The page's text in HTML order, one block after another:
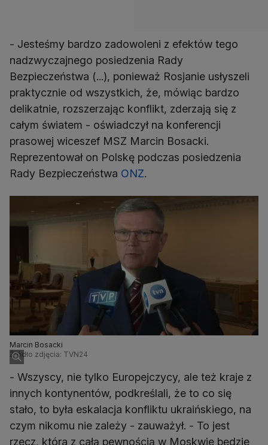
- Jesteśmy bardzo zadowoleni z efektów tego
nadzwyczajnego posiedzenia Rady
Bezpieczeństwa (...), ponieważ Rosjanie usłyszeli
praktycznie od wszystkich, że, mówiąc bardzo
delikatnie, rozszerzając konflikt, zderzają się z
całym światem - oświadczył na konferencji
prasowej wiceszef MSZ Marcin Bosacki.
Reprezentował on Polskę podczas posiedzenia
Rady Bezpieczeństwa ONZ.
Marcin Bosacki
Źródło zdjęcia: TVN24
- Wszyscy, nie tylko Europejczycy, ale też kraje z
innych kontynentów, podkreślali, że to co się
stało, to była eskalacja konfliktu ukraińskiego, na
czym nikomu nie zależy - zauważył. - To jest
rzecz, która z całą pewnością w Moskwie będzie